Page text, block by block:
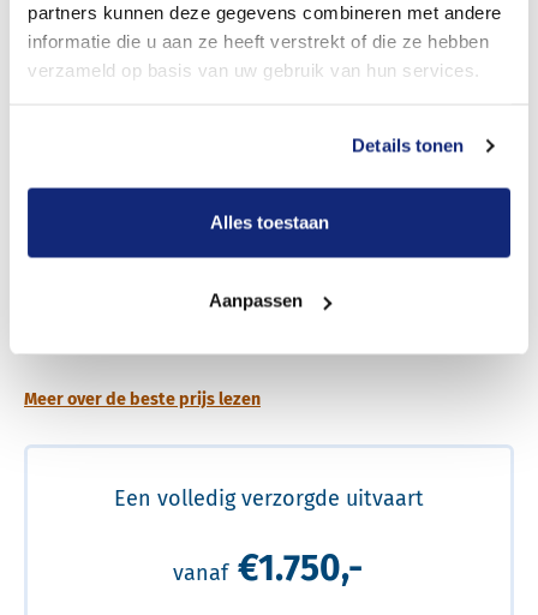
partners kunnen deze gegevens combineren met andere
informatie die u aan ze heeft verstrekt of die ze hebben
verzameld op basis van uw gebruik van hun services.
Details tonen
Alles toestaan
Aanpassen
Dit kost een crematie
Een betere uitvaart ervaring voor een betere
Meer over de beste prijs lezen
Een volledig verzorgde uitvaart
vanaf €1.750,-